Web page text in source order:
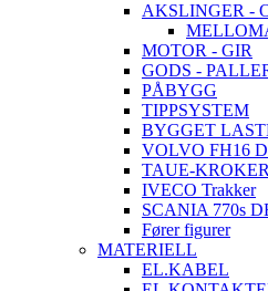
AKSLINGER -
MOTOR - GIR
GODS -
PÅBYGG
TIPPSYSTEM
BYGGET
VOLVO FH16
TAUE-
IVECO Trakker
SCANIA 770s
Fører figurer
MATERIELL
EL.KABEL